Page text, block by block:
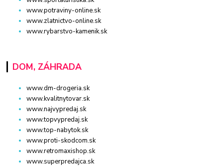
www.potraviny-online.sk
www.zlatnictvo-online.sk
www.rybarstvo-kamenik.sk
DOM, ZÁHRADA
www.dm-drogeria.sk
www.kvalitnytovar.sk
www.najvypredaj.sk
www.topvypredaj.sk
www.top-nabytok.sk
www.proti-skodcom.sk
www.retromaxishop.sk
www.superpredajca.sk